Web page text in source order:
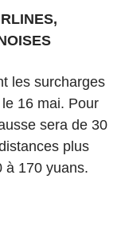
les surcharges
16 mai. Pour
sera de 30
plus
à 170 yuans.